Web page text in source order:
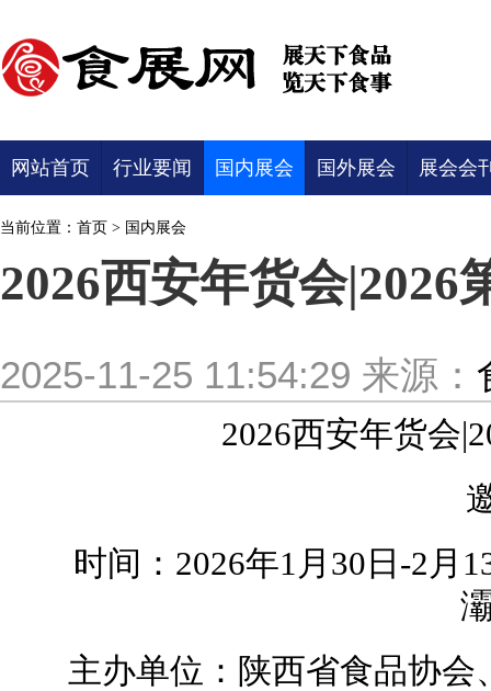
网站首页 行业要闻 国内展会 国外展会 展会会
当前位置： 首页 > 国内展会
2026西安年货会|2026
2025-11-25 11:54:29 来源：
2026西安年货会
邀
时间：2026年1月30日-2月
主办单位：陕西省食品协会